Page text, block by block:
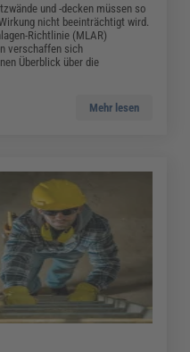
und -decken müssen so
nicht beeinträchtigt wird.
Richtlinie (MLAR)
verschaffen sich
Überblick über die
Mehr lesen